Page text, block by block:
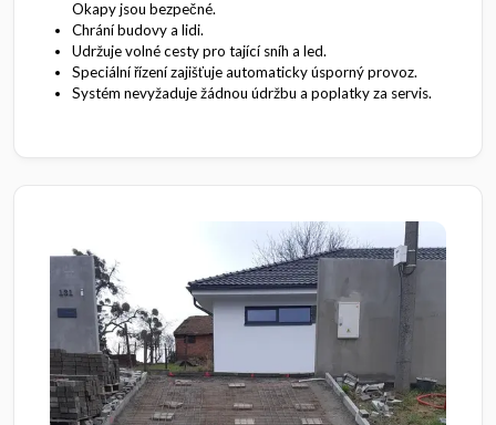
Okapy jsou bezpečné.
Chrání budovy a lidi.
Udržuje volné cesty pro tající sníh a led.
Speciální řízení zajišťuje automaticky úsporný provoz.
Systém nevyžaduje žádnou údržbu a poplatky za servis.